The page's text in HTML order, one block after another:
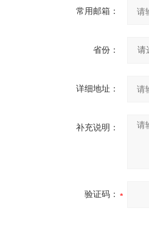
常用邮箱：
省份：
详细地址：
补充说明：
验证码：